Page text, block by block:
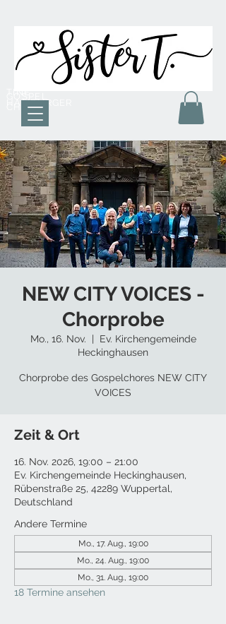
HAMBURGER
CHOR
NEW CITY VOICES -
Chorprobe
Mo., 16. Nov.
Ev. Kirchengemeinde
Heckinghausen
Chorprobe des Gospelchores NEW CITY
VOICES
Zeit & Ort
16. Nov. 2026, 19:00 – 21:00
Ev. Kirchengemeinde Heckinghausen,
Rübenstraße 25, 42289 Wuppertal,
Deutschland
Andere Termine
Mo., 17. Aug., 19:00
Mo., 24. Aug., 19:00
Mo., 31. Aug., 19:00
18 Termine ansehen